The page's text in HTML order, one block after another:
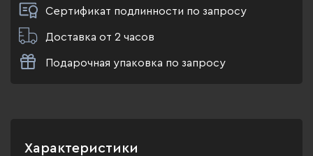
Сертификат подлинности по запросу
Доставка от 2 часов
Подарочная упаковка по запросу
Характеристики